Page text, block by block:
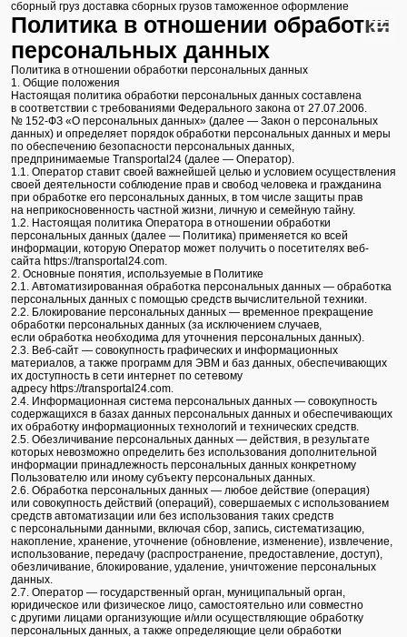
сборный груз доставка сборных грузов таможенное оформление
Политика в отношении обработки
персональных данных
Политика в отношении обработки персональных данных
1. Общие положения
Настоящая политика обработки персональных данных составлена
в соответствии с требованиями Федерального закона от 27.07.2006.
№ 152-ФЗ «О персональных данных» (далее — Закон о персональных
данных) и определяет порядок обработки персональных данных и меры
по обеспечению безопасности персональных данных,
предпринимаемые Transportal24 (далее — Оператор).
1.1. Оператор ставит своей важнейшей целью и условием осуществления
своей деятельности соблюдение прав и свобод человека и гражданина
при обработке его персональных данных, в том числе защиты прав
на неприкосновенность частной жизни, личную и семейную тайну.
1.2. Настоящая политика Оператора в отношении обработки
персональных данных (далее — Политика) применяется ко всей
информации, которую Оператор может получить о посетителях веб-
сайта https://transportal24.com.
2. Основные понятия, используемые в Политике
2.1. Автоматизированная обработка персональных данных — обработка
персональных данных с помощью средств вычислительной техники.
2.2. Блокирование персональных данных — временное прекращение
обработки персональных данных (за исключением случаев,
если обработка необходима для уточнения персональных данных).
2.3. Веб-сайт — совокупность графических и информационных
материалов, а также программ для ЭВМ и баз данных, обеспечивающих
их доступность в сети интернет по сетевому
адресу https://transportal24.com.
2.4. Информационная система персональных данных — совокупность
содержащихся в базах данных персональных данных и обеспечивающих
их обработку информационных технологий и технических средств.
2.5. Обезличивание персональных данных — действия, в результате
которых невозможно определить без использования дополнительной
информации принадлежность персональных данных конкретному
Пользователю или иному субъекту персональных данных.
2.6. Обработка персональных данных — любое действие (операция)
или совокупность действий (операций), совершаемых с использованием
средств автоматизации или без использования таких средств
с персональными данными, включая сбор, запись, систематизацию,
накопление, хранение, уточнение (обновление, изменение), извлечение,
использование, передачу (распространение, предоставление, доступ),
обезличивание, блокирование, удаление, уничтожение персональных
данных.
2.7. Оператор — государственный орган, муниципальный орган,
юридическое или физическое лицо, самостоятельно или совместно
с другими лицами организующие и/или осуществляющие обработку
персональных данных, а также определяющие цели обработки